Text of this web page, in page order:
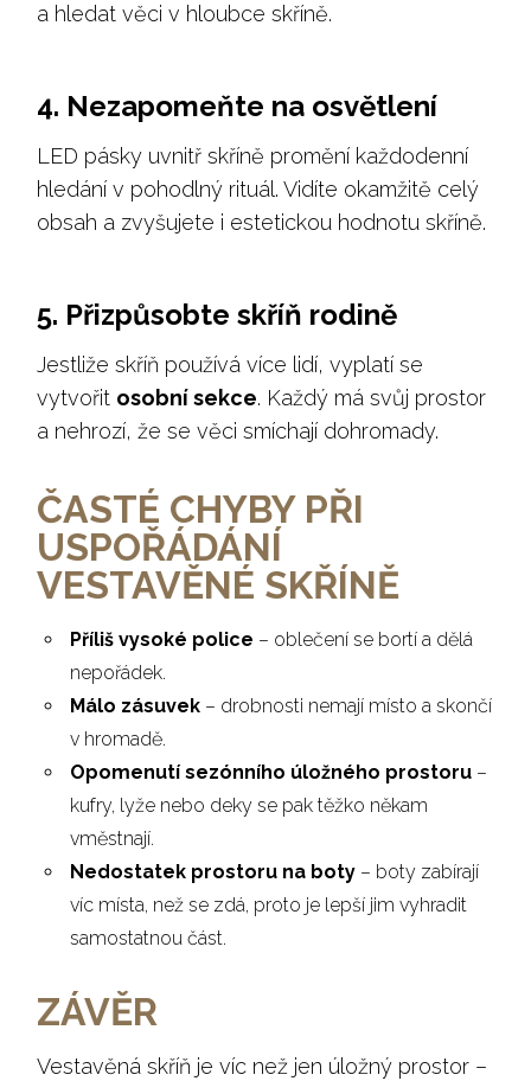
a hledat věci v hloubce skříně.
4. Nezapomeňte na osvětlení
LED pásky uvnitř skříně promění každodenní
hledání v pohodlný rituál. Vidíte okamžitě celý
obsah a zvyšujete i estetickou hodnotu skříně.
5. Přizpůsobte skříň rodině
Jestliže skříň používá více lidí, vyplatí se
vytvořit osobní sekce. Každý má svůj prostor
a nehrozí, že se věci smíchají dohromady.
ČASTÉ CHYBY PŘI
USPOŘÁDÁNÍ
VESTAVĚNÉ SKŘÍNĚ
Příliš vysoké police – oblečení se bortí a dělá
nepořádek.
Málo zásuvek – drobnosti nemají místo a skončí
v hromadě.
Opomenutí sezónního úložného prostoru –
kufry, lyže nebo deky se pak těžko někam
vměstnají.
Nedostatek prostoru na boty – boty zabírají
víc místa, než se zdá, proto je lepší jim vyhradit
samostatnou část.
ZÁVĚR
Vestavěná skříň je víc než jen úložný prostor –